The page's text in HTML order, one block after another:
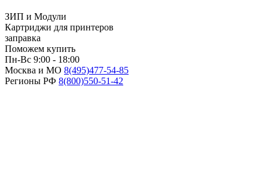
ЗИП и Модули
Картриджи для принтеров
заправка
Поможем купить
Пн-Вс 9:00 - 18:00
Москва и МО 8(495)477-54-85
Регионы РФ 8(800)550-51-42